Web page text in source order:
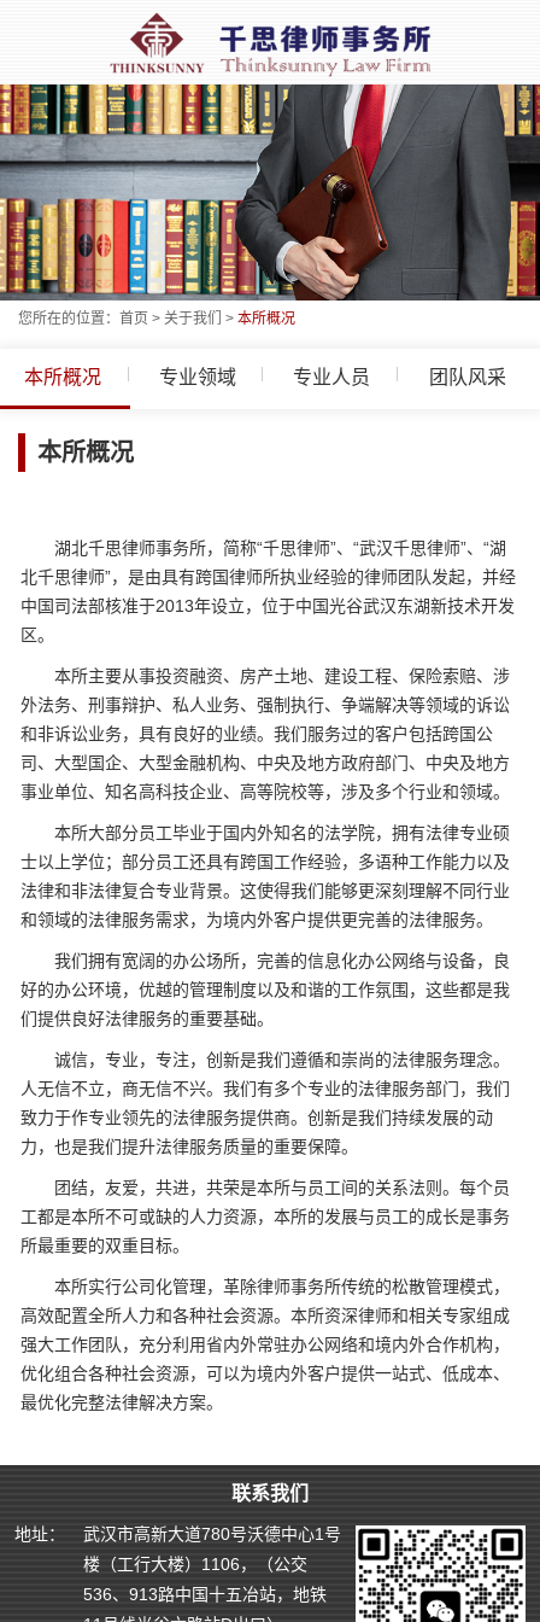
您所在的位置： 首页 > 关于我们 > 本所概况
本所概况 专业领域 专业人员 团队风采
本所概况
湖北千思律师事务所，简称“千思律师”、“武汉千思律师”、“湖
北千思律师”，是由具有跨国律师所执业经验的律师团队发起，并经
中国司法部核准于2013年设立，位于中国光谷武汉东湖新技术开发
区。
本所主要从事投资融资、房产土地、建设工程、保险索赔、涉
外法务、刑事辩护、私人业务、强制执行、争端解决等领域的诉讼
和非诉讼业务，具有良好的业绩。我们服务过的客户包括跨国公
司、大型国企、大型金融机构、中央及地方政府部门、中央及地方
事业单位、知名高科技企业、高等院校等，涉及多个行业和领域。
本所大部分员工毕业于国内外知名的法学院，拥有法律专业硕
士以上学位；部分员工还具有跨国工作经验，多语种工作能力以及
法律和非法律复合专业背景。这使得我们能够更深刻理解不同行业
和领域的法律服务需求，为境内外客户提供更完善的法律服务。
我们拥有宽阔的办公场所，完善的信息化办公网络与设备，良
好的办公环境，优越的管理制度以及和谐的工作氛围，这些都是我
们提供良好法律服务的重要基础。
诚信，专业，专注，创新是我们遵循和崇尚的法律服务理念。
人无信不立，商无信不兴。我们有多个专业的法律服务部门，我们
致力于作专业领先的法律服务提供商。创新是我们持续发展的动
力，也是我们提升法律服务质量的重要保障。
团结，友爱，共进，共荣是本所与员工间的关系法则。每个员
工都是本所不可或缺的人力资源，本所的发展与员工的成长是事务
所最重要的双重目标。
本所实行公司化管理，革除律师事务所传统的松散管理模式，
高效配置全所人力和各种社会资源。本所资深律师和相关专家组成
强大工作团队，充分利用省内外常驻办公网络和境内外合作机构，
优化组合各种社会资源，可以为境内外客户提供一站式、低成本、
最优化完整法律解决方案。
联系我们
地址：
武汉市高新大道780号沃德中心1号
楼（工行大楼）1106，（公交
536、913路中国十五冶站，地铁